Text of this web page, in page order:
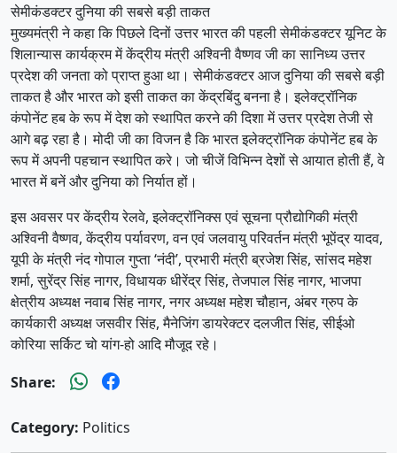
सेमीकंडक्टर दुनिया की सबसे बड़ी ताकत
मुख्यमंत्री ने कहा कि पिछले दिनों उत्तर भारत की पहली सेमीकंडक्टर यूनिट के
शिलान्यास कार्यक्रम में केंद्रीय मंत्री अश्विनी वैष्णव जी का सानिध्य उत्तर
प्रदेश की जनता को प्राप्त हुआ था। सेमीकंडक्टर आज दुनिया की सबसे बड़ी
ताकत है और भारत को इसी ताकत का केंद्रबिंदु बनना है। इलेक्ट्रॉनिक
कंपोनेंट हब के रूप में देश को स्थापित करने की दिशा में उत्तर प्रदेश तेजी से
आगे बढ़ रहा है। मोदी जी का विजन है कि भारत इलेक्ट्रॉनिक कंपोनेंट हब के
रूप में अपनी पहचान स्थापित करे। जो चीजें विभिन्न देशों से आयात होती हैं, वे
भारत में बनें और दुनिया को निर्यात हों।
इस अवसर पर केंद्रीय रेलवे, इलेक्ट्रॉनिक्स एवं सूचना प्रौद्योगिकी मंत्री
अश्विनी वैष्णव, केंद्रीय पर्यावरण, वन एवं जलवायु परिवर्तन मंत्री भूपेंद्र यादव,
यूपी के मंत्री नंद गोपाल गुप्ता ‘नंदी’, प्रभारी मंत्री ब्रजेश सिंह, सांसद महेश
शर्मा, सुरेंद्र सिंह नागर, विधायक धीरेंद्र सिंह, तेजपाल सिंह नागर, भाजपा
क्षेत्रीय अध्यक्ष नवाब सिंह नागर, नगर अध्यक्ष महेश चौहान, अंबर ग्रुप के
कार्यकारी अध्यक्ष जसवीर सिंह, मैनेजिंग डायरेक्टर दलजीत सिंह, सीईओ
कोरिया सर्किट चो यांग-हो आदि मौजूद रहे।
Share:
Category: Politics